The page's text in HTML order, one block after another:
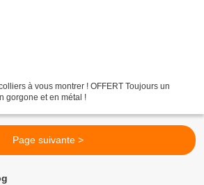
à vous montrer ! OFFERT Toujours un
gorgone et en métal !
Page suivante >